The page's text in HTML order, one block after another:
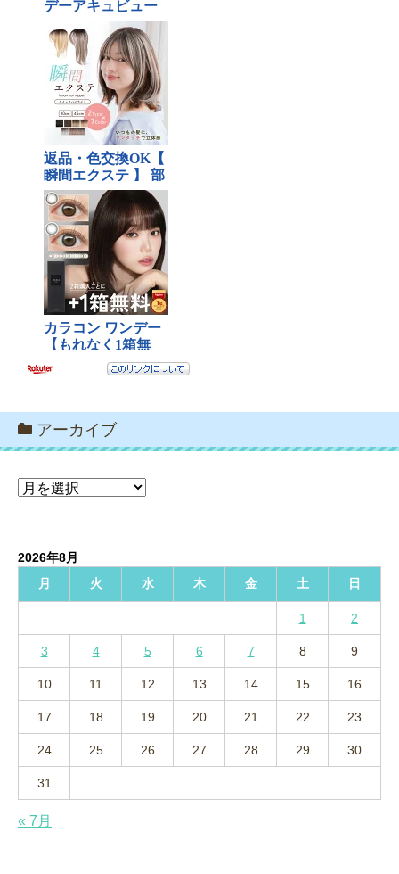
アーカイブ
ア
ブ
2026年8月
月
火 水 木 金 土 日
1 2
3 4 5 6 7 8 9
10 11 12 13 14 15 16
17 18 19 20 21 22 23
24 25 26 27 28 29 30
31
« 7月